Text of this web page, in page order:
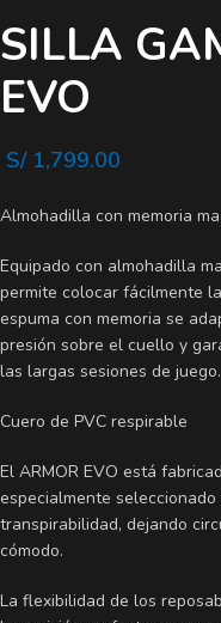
SILLA
EVO
S/1,799.00
Almohadilla con memoria
Equipado con almohadilla
permite colocar fácilmente
espuma con memoria se
presión sobre el cuello y
las largas sesiones de juego.
Cuero de PVC respirable
El ARMOR EVO está
especialmente
transpirabilidad, dejando
cómodo.
La flexibilidad de los